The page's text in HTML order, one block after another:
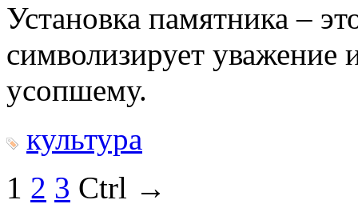
Установка памятника –
символизирует
усопшему.
культура
1 2 3 Ctrl →